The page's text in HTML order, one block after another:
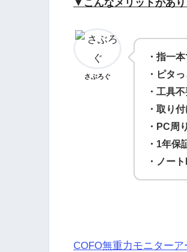
▼こんなメリットがあ
さぶろぐ
・指一
・ピタ
・工具
・取り
・PC周
・1年保
・ノー
COFO無重力モニターア